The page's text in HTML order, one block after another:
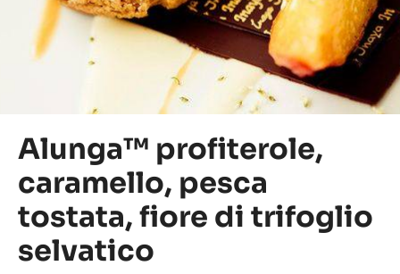
Alunga™ profiterole,
caramello, pesca
tostata, fiore di trifoglio
selvatico